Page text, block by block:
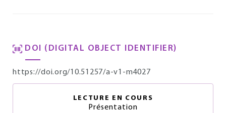
DOI (DIGITAL OBJECT IDENTIFIER)
https://doi.org/10.51257/a-v1-m4027
LECTURE EN COURS
Présentation